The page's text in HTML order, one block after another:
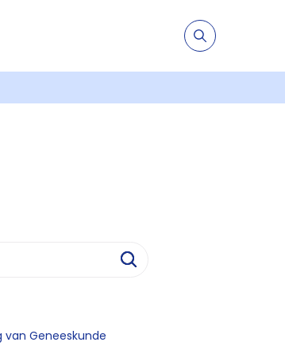
van Geneeskunde